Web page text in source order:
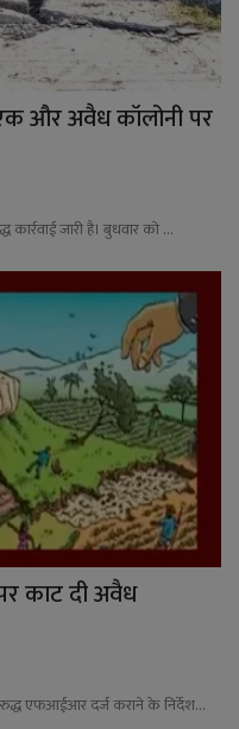
और अवैध कॉलोनी पर
जारी है। बुधवार को ...
काट दी अवैध
एफआईआर दर्ज कराने के निर्देश...